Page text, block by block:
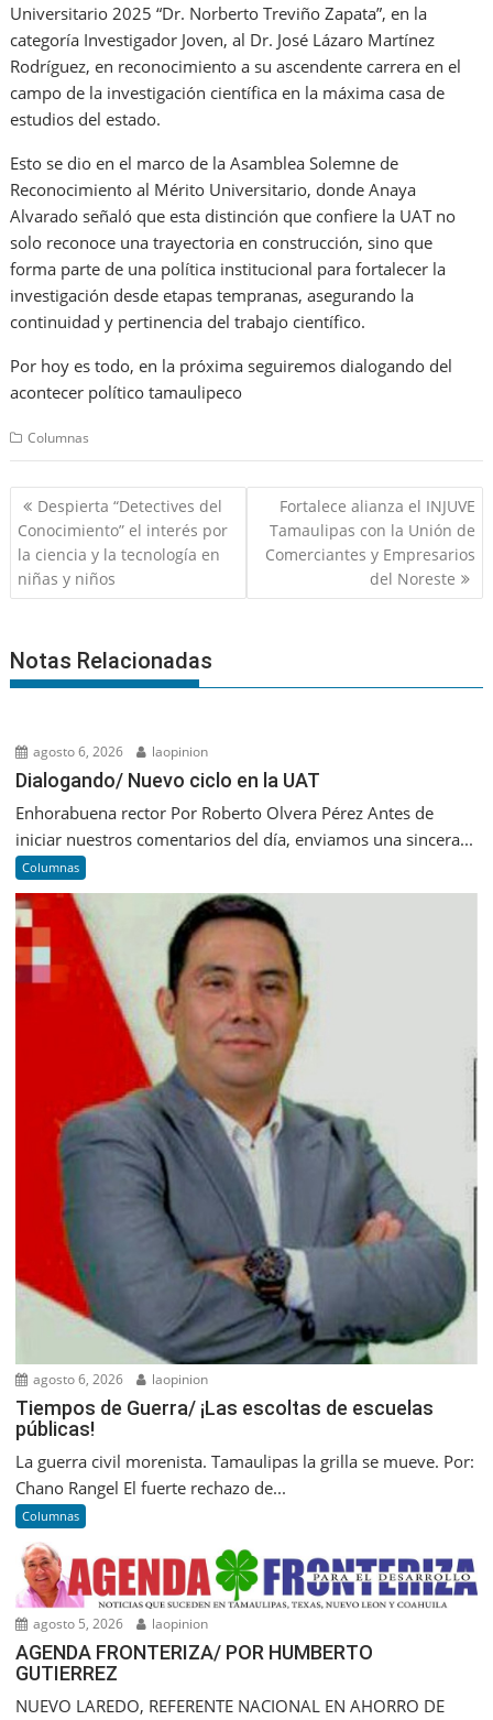
Universitario 2025 “Dr. Norberto Treviño Zapata”, en la
categoría Investigador Joven, al Dr. José Lázaro Martínez
Rodríguez, en reconocimiento a su ascendente carrera en el
campo de la investigación científica en la máxima casa de
estudios del estado.
Esto se dio en el marco de la Asamblea Solemne de
Reconocimiento al Mérito Universitario, donde Anaya
Alvarado señaló que esta distinción que confiere la UAT no
solo reconoce una trayectoria en construcción, sino que
forma parte de una política institucional para fortalecer la
investigación desde etapas tempranas, asegurando la
continuidad y pertinencia del trabajo científico.
Por hoy es todo, en la próxima seguiremos dialogando del
acontecer político tamaulipeco
Columnas
Navegación
de
entradas
Despierta “Detectives del
Conocimiento” el interés por
la ciencia y la tecnología en
niñas y niños
Fortalece alianza el INJUVE
Tamaulipas con la Unión de
Comerciantes y Empresarios
del Noreste
Notas Relacionadas
agosto 6, 2026 laopinion
Dialogando/ Nuevo ciclo en la UAT
Enhorabuena rector Por Roberto Olvera Pérez Antes de
iniciar nuestros comentarios del día, enviamos una sincera...
Columnas
agosto 6, 2026 laopinion
Tiempos de Guerra/ ¡Las escoltas de escuelas
públicas!
La guerra civil morenista. Tamaulipas la grilla se mueve. Por:
Chano Rangel El fuerte rechazo de...
Columnas
agosto 5, 2026 laopinion
AGENDA FRONTERIZA/ POR HUMBERTO
GUTIERREZ
NUEVO LAREDO, REFERENTE NACIONAL EN AHORRO DE